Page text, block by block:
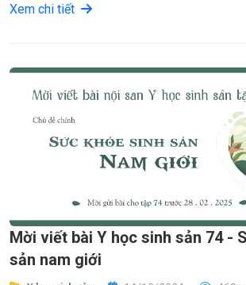
Xem chi tiết
Mời viết bài Y học sinh sản 74 -
sản nam giới